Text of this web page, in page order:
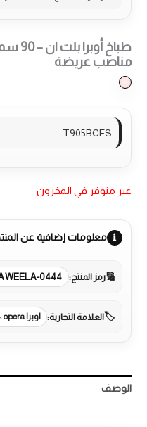
مناصب عريضة
T905BCFS
غير متوفر في المخزون
معلومات إضافية عن
رمز المنتج: 0444
العلامة التجارية: اوبرا opera
الوصف